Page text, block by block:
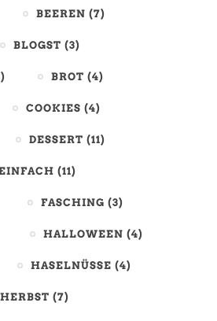
BEEREN (7)
BLOGST (3)
BROT (4)
COOKIES (4)
DESSERT (11)
(11)
FASCHING (3)
HALLOWEEN (4)
HASELNÜSSE (4)
HERBST (7)